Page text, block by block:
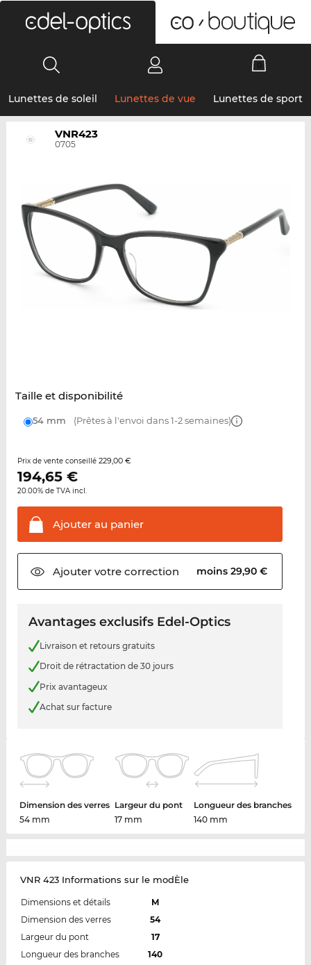
Lunettes de soleil Lunettes de vue Lunettes de sport
VNR423
0705
Taille et disponibilité
54 mm (Prêtes à l'envoi dans 1-2 semaines)
Prix de vente conseillé 229,00 €
194,65€
20.00% de TVA incl.
Ajouter au panier
Ajouter votrecorrection moins 29,90 €
Avantages exclusifs Edel-Optics
Livraison et retours gratuits
Droit de rétractation de 30 jours
Prix avantageux
Achat sur facture
Dimension des verres
54 mm
Largeur du pont
17 mm
Longueur des branches
140 mm
VNR 423 Informations sur le modÈle
Dimensions et détails
M
Dimension des verres
54
Largeur du pont
17
Longueur des branches
140